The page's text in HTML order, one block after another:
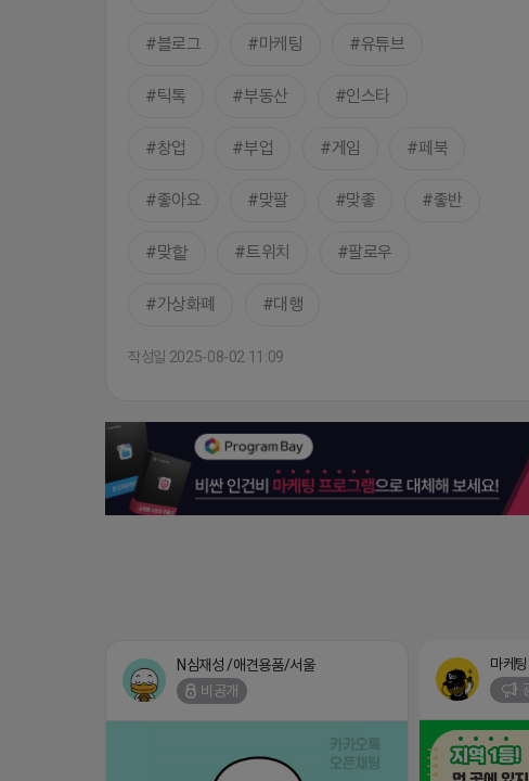
블로그 마케팅 유튜브
틱톡 부동산 인스타
창업 부업 게임 페북
좋아요 맞팔 맞좋 좋반
맞핱 트위치 팔로우
가상화폐 대행
작성일 2025-08-02 11:09
N심재성 /애견용품/서울
비공개
마케